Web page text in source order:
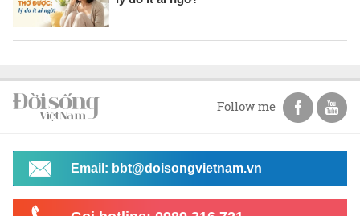
Follow me
Email: bbt@doisongvietnam.vn